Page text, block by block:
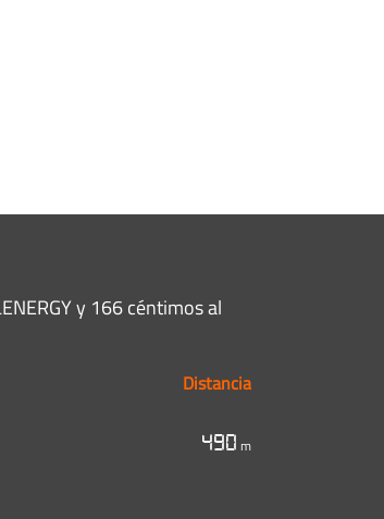
y 166 céntimos al
Distancia
490 m